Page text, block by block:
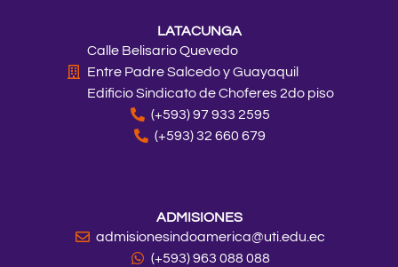
LATACUNGA
Calle Belisario Quevedo
Entre Padre Salcedo y Guayaquil
Edificio Sindicato de Choferes 2do piso
(+593) 97 933 2595
(+593) 32 660 679
ADMISIONES
admisionesindoamerica@uti.edu.ec
(+593) 963 088 088